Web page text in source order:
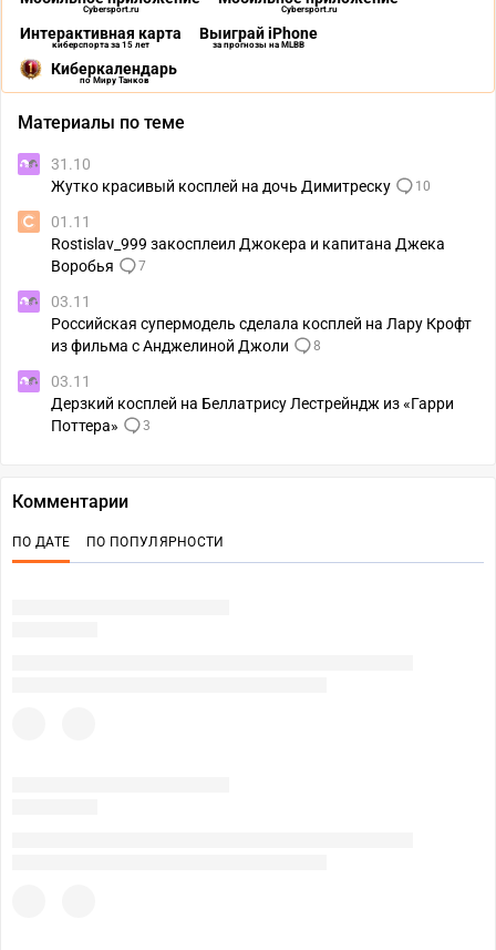
Cybersport.ru Cybersport.ru
Интерактивная карта
киберспорта за 15 лет
Выиграй iPhone
за прогнозы на MLBB
Киберкалендарь
по Миру Танков
Материалы по теме
31.10
Жутко красивый косплей на дочь Димитреску
10
01.11
Rostislav_999 закосплеил Джокера и капитана Джека
Воробья
7
03.11
Российская супермодель сделала косплей на Лару Крофт
из фильма с Анджелиной Джоли
8
03.11
Дерзкий косплей на Беллатрису Лестрейндж из «Гарри
Поттера»
3
Комментарии
ПО ДАТЕ ПО ПОПУЛЯРНОСТИ